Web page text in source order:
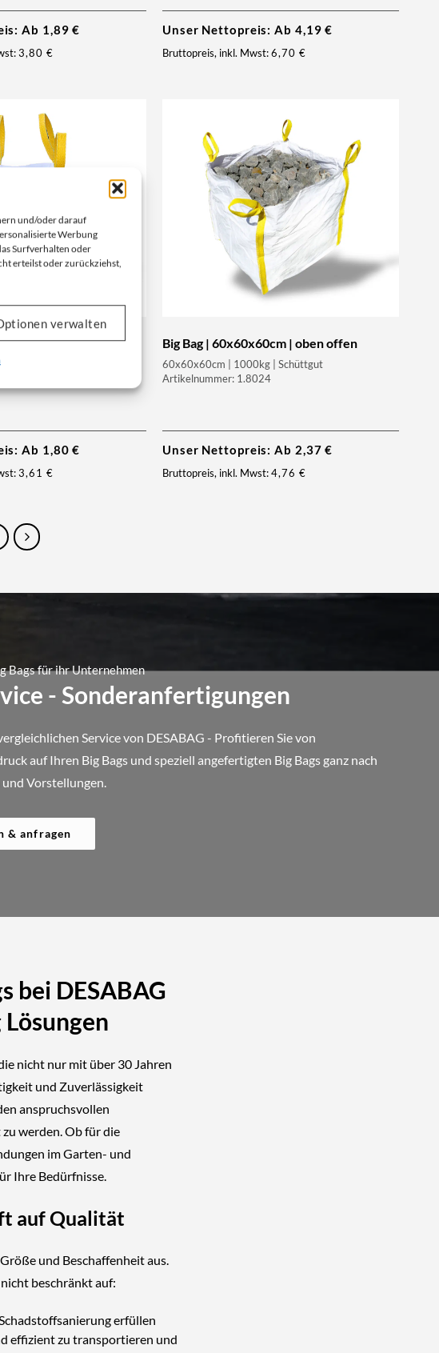
und/oder darauf
Werbung
Surfverhalten oder
erteilst oder zurückziehst,
verwalten
Ab 1,89€
3,80 €
Unser Nettopreis: Ab 4,19€
Bruttopreis, inkl. Mwst:6,70 €
| oben offen
Ab 1,80€
3,61 €
Big Bag | 60x60x60cm | oben offen
60x60x60cm | 1000kg | Schüttgut
Artikelnummer: 1.8024
Unser Nettopreis: Ab 2,37€
Bruttopreis, inkl. Mwst:4,76 €
Bags für ihr Unternehmen
- Sonderanfertigungen
Service von DESABAG - Profitieren Sie von
auf Ihren Big Bags und speziell angefertigten Big Bags ganz nach
Vorstellungen.
& anfragen
bei DESABAG
nicht nur mit über 30 Jahren
und Zuverlässigkeit
anspruchsvollen
werden. Ob für die
im Garten- und
Ihre Bedürfnisse.
auf Qualität
und Beschaffenheit aus.
beschränkt auf:
erfüllen
effizient zu transportieren und